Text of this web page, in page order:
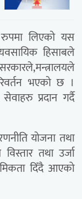
लिएको यस
हिसाबले
भएको छ ।
प्रदान गर्दै
योजना तथा
तथा उर्जा
दिँदै आएको